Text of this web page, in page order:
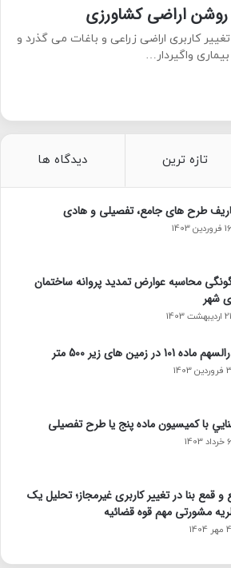
اراضی کشاورزی
کاربری اراضی زراعی و باغات می گذرد و
واگیردار…
تازه ترین دیدگاه ها
طرح های جامع، تفصیلی و هادی
16 فروردین 1403
محاسبه عوارض تمدید پروانه ساختمان
شهر
21 اردیبهشت 1403
ماده 101 در زمین های زیر 500 متر
3 فروردین 1403
با كميسيون ماده پنج یا طرح تفصیلی
6 خرداد 1403
و قمع بنا در تغییر کاربری غیرمجاز؛ تحلیل یک
مشورتی مهم قوه قضائیه
4 مهر 1404